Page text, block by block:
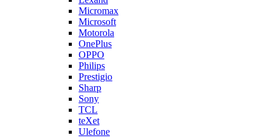
Micromax
Microsoft
Motorola
OnePlus
OPPO
Philips
Prestigio
Sharp
Sony
TCL
teXet
Ulefone